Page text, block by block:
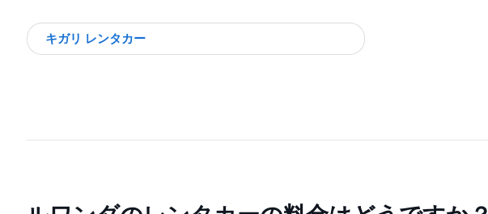
キガリ レンタカー